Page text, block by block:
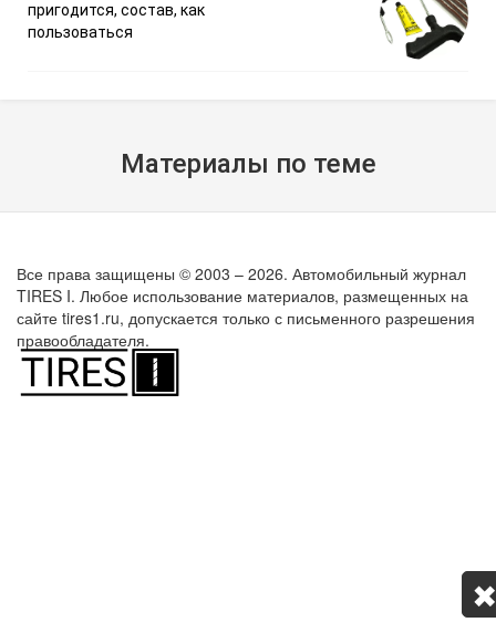
пригодится, состав, как
пользоваться
Материалы по теме
Все права защищены © 2003 – 2026. Автомобильный журнал
TIRES I. Любое использование материалов, размещенных на
сайте tires1.ru, допускается только с письменного разрешения
правообладателя.